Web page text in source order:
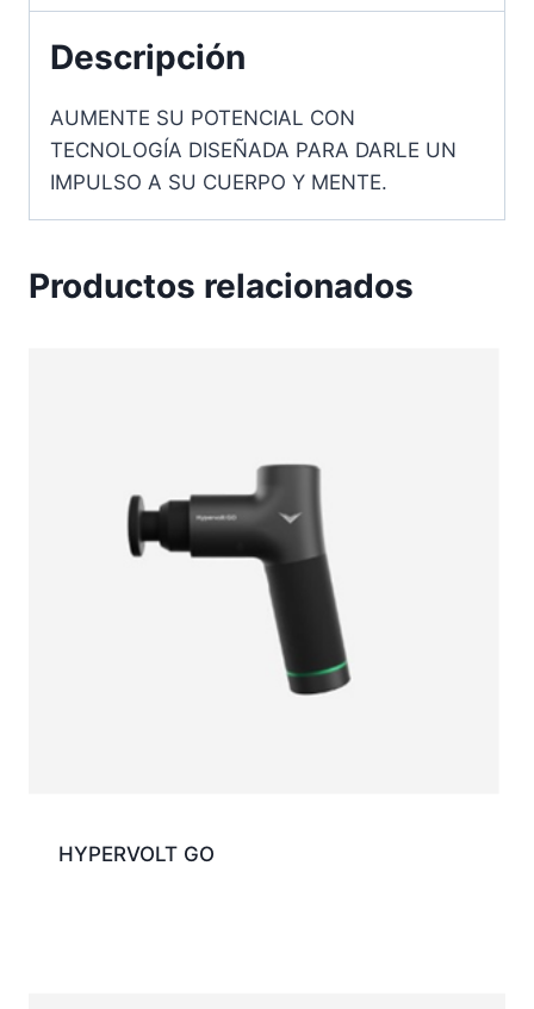
Descripción
AUMENTE SU POTENCIAL CON
TECNOLOGÍA DISEÑADA PARA DARLE UN
IMPULSO A SU CUERPO Y MENTE.
Productos relacionados
HYPERVOLT GO